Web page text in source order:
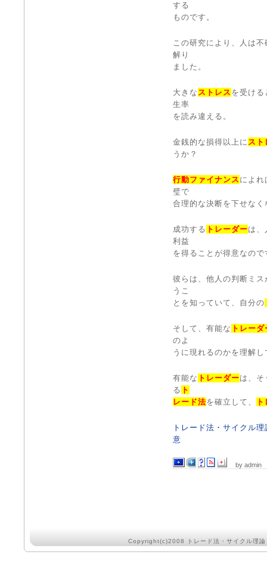
する
ものです。
この研究により、人は
解り
ました。
大きな ストレス を受け
生率
を読み違える。
金銭的な損得以上に スト
うか？
行動ファイナンス によれ
璧で
合理的な決断を下せな
成功する トレーダーは、
利益
を得ることが得意なので
彼らは、他人の判断ミ
うこ
とを知っていて、自分の
そして、有能な トレーダ
のよ
うに現れるのかを理解し
有能な トレーダーは、そ
る ト
レード法を確立して、
トレード法・サイクル
意
by admin
Copyright(c)2008 トレード法・サイクル理